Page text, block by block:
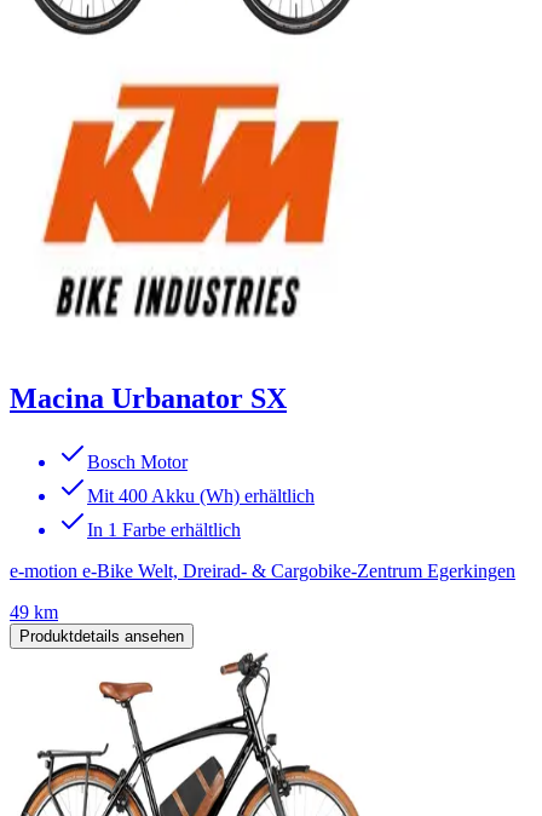
Macina Urbanator SX
Bosch Motor
Mit 400 Akku (Wh) erhältlich
In 1 Farbe erhältlich
e-motion e-Bike Welt, Dreirad- & Cargobike-Zentrum Egerkingen
49 km
Produktdetails ansehen